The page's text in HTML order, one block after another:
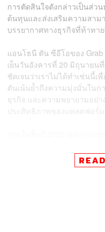
การตัดสินใจดังกล่าวเป็นส่ว
ต้นทุนและส่งเสริมความสา
บรรยากาศทางธุรกิจที่ท้าท
แอนโธนี ตัน ซีอีโอของ
เย็นวันอังคารที่ 20 มิถุนายน
ชัดเจนว่าเราไม่ได้ทำเช่นนี้เ
ตันเน้นย้ำถึงความมุ่งมั่นใน
ธุรกิจ และความพยายามอย่า
ประสิทธิภาพของแพลตฟอร์ม
ข่ายร้านขายของชำในมาเล
เดือนมกราคมปีเดียวกัน ตัน